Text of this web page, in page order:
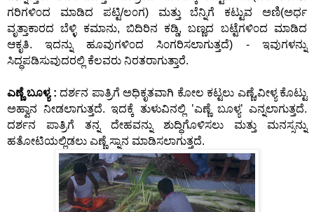
ಗರಿಗಳಿ೦ದ ಮಾಡಿದ ಪಟ್ಟಿ/ಲ೦ಗ) ಮತ್ತು ಬೆನ್ನಿಗೆ ಕಟ್ಟುವ ಅಣಿ(ಅರ್ಧ
ವೃತ್ತಾಕಾರದ ಬೆಳ್ಳಿ ಕಮಾನು, ಬಿದಿರಿನ ಕಡ್ಡಿ, ಬಣ್ಣದ ಬಟ್ಟೆಗಳಿ೦ದ ಮಾಡಿದ
ಆಕೃತಿ. ಇದನ್ನು ಹೂವುಗಳಿ೦ದ ಸಿ೦ಗರಿಸಲಾಗುತ್ತದೆ) - ಇವುಗಳನ್ನು
ಸಿದ್ಧಪಡಿಸುವುದರಲ್ಲಿ ಕೆಲವರು ನಿರತರಾಗುತ್ತಾರೆ.
ಎಣ್ಣೆ ಬೂಳ್ಯ : ದರ್ಶನ ಪಾತ್ರಿಗೆ ಅಧಿಕೃತವಾಗಿ ಕೋಲ ಕಟ್ಟಲು ಎಣ್ಣೆ,ವೀಳ್ಯ ಕೊಟ್ಟು
ಅಹ್ವಾನ ನೀಡಲಾಗುತ್ತದೆ. ಇದಕ್ಕೆ ತುಳುವಿನಲ್ಲಿ ’ಎಣ್ಣೆ ಬೂಳ್ಯ’ ಎನ್ನಲಾಗುತ್ತದೆ.
ದರ್ಶನ ಪಾತ್ರಿಗೆ ತನ್ನ ದೇಹವನ್ನು ಶುದ್ಧಿಗೊಳಿಸಲು ಮತ್ತು ಮನಸ್ಸನ್ನು
ಹತೋಟಿಯಲ್ಲಿಡಲು ಎಣ್ಣೆ ಸ್ನಾನ ಮಾಡಿಸಲಾಗುತ್ತದೆ.